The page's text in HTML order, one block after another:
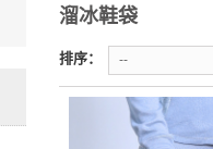
溜冰鞋袋
排序： --